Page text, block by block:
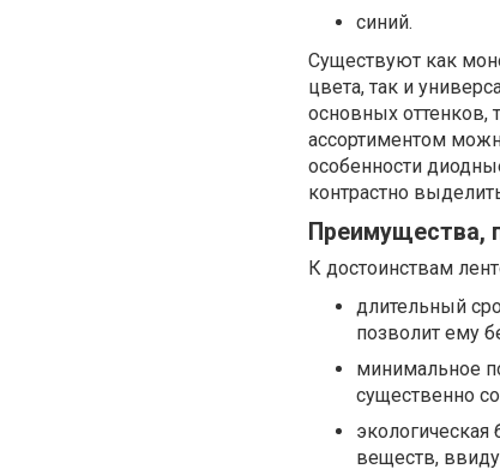
синий.
Существуют как
цвета, так и
основных
ассортиментом
особенности
контрастно
Преимущества,
К достоинствам
длительный
позволит ему
минимальное
существенно
веществ, ввиду